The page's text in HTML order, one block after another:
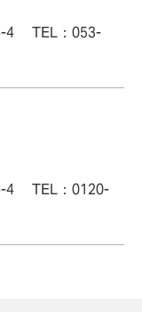
4 TEL：053-
4 TEL：0120-